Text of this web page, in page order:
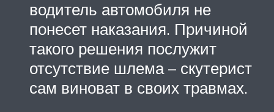
водитель автомобиля не
понесет наказания. Причиной
такого решения послужит
отсутствие шлема – скутерист
сам виноват в своих травмах.